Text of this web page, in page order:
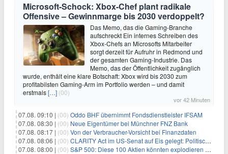
Microsoft-Schock: Xbox-Chef plant radikale
Offensive – Gewinnmarge bis 2030 verdoppelt?
Das Memo, das die Gaming-Branche
aufschreckt Ein internes Schreiben des
Xbox-Chefs an Microsofts Mitarbeiter
sorgt derzeit für Aufruhr in Redmond und
der gesamten Gaming-Industrie. Das
Memo, das der Öffentlichkeit zugänglich
wurde, enthält eine klare Botschaft: Xbox wird bis 2030 zum
profitabilsten Gaming-Arm im Portfolio werden – und damit
erstmals[…] (00)
vor 42 Minuten
07.08. 09:10 | (00) Oddo BHF übernimmt Fondsdienstleister IFSAM
07.08. 08:30 | (00) Neue Eigentümer bei Münchner FNZ Bank
07.08. 08:17 | (00) Von der Verbraucher-Vorsicht bei Finanzdaten
07.08. 08:06 | (00) CLARITY Act im US-Senat auf Eis gelegt: Politische Differenzen verzögern Krypto-Gesetzgebung bis September
07.08. 08:00 | (00) S&P 500: Diese 100 Aktien könnten explodieren – So schützen Sie Ihr Depot jetzt